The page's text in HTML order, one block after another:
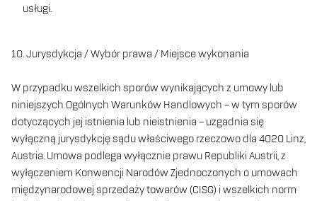
usługi.
10. Jurysdykcja / Wybór prawa / Miejsce wykonania
W przypadku wszelkich sporów wynikających z umowy lub
niniejszych Ogólnych Warunków Handlowych – w tym sporów
dotyczących jej istnienia lub nieistnienia – uzgadnia się
wyłączną jurysdykcję sądu właściwego rzeczowo dla 4020 Linz,
Austria. Umowa podlega wyłącznie prawu Republiki Austrii, z
wyłączeniem Konwencji Narodów Zjednoczonych o umowach
międzynarodowej sprzedaży towarów (CISG) i wszelkich norm